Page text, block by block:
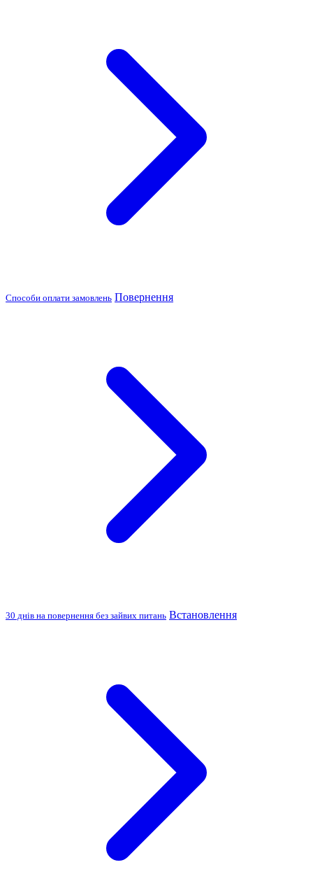
Способи оплати замовлень Повернення
30 днів на повернення без зайвих питань Встановлення